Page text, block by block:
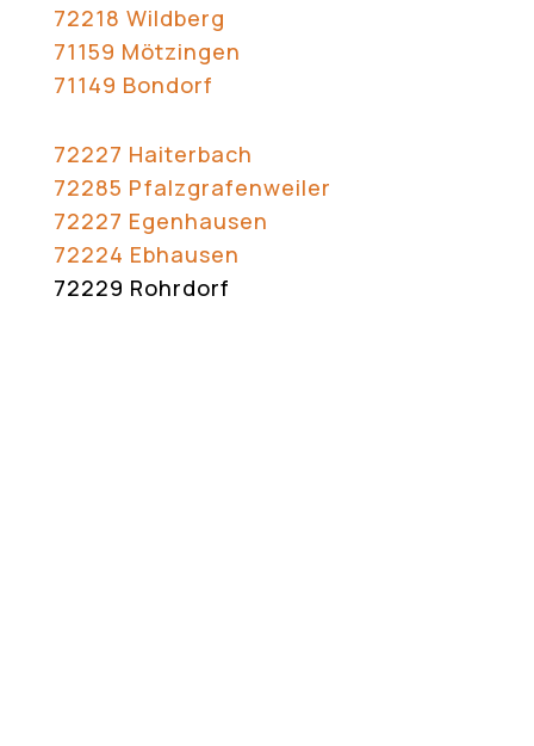
72218 Wildberg
71159 Mötzingen
71149 Bondorf
72227 Haiterbach
72285 Pfalzgrafenweiler
72227 Egenhausen
72224 Ebhausen
72229 Rohrdorf